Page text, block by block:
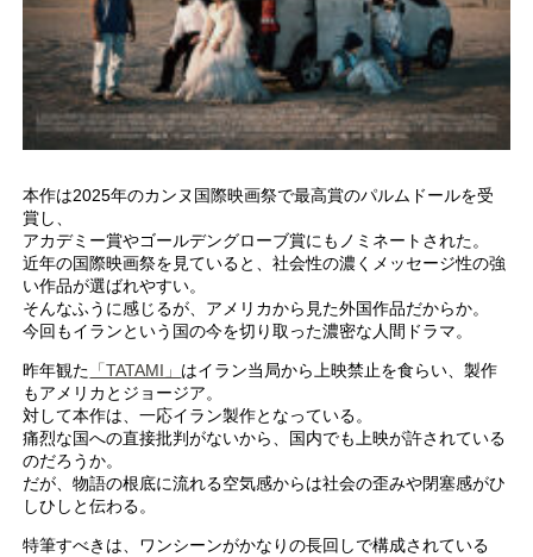
本作は2025年のカンヌ国際映画祭で最高賞のパルムドールを受
賞し、
アカデミー賞やゴールデングローブ賞にもノミネートされた。
近年の国際映画祭を見ていると、社会性の濃くメッセージ性の強
い作品が選ばれやすい。
そんなふうに感じるが、アメリカから見た外国作品だからか。
今回もイランという国の今を切り取った濃密な人間ドラマ。
昨年観た 「TATAMI」 はイラン当局から上映禁止を食らい、製作
もアメリカとジョージア。
対して本作は、一応イラン製作となっている。
痛烈な国への直接批判がないから、国内でも上映が許されている
のだろうか。
だが、物語の根底に流れる空気感からは社会の歪みや閉塞感がひ
しひしと伝わる。
特筆すべきは、ワンシーンがかなりの長回しで構成されている